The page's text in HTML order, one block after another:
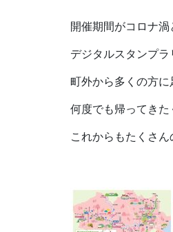
開催期間がコロナ渦
デジタルスタンプラ
町外から多くの方に
何度でも帰ってきた
これからもたくさ